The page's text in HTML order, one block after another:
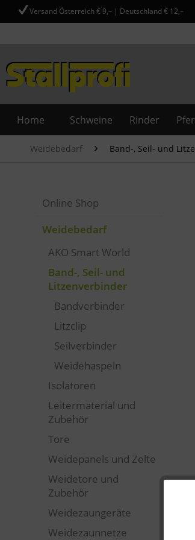
Versand Österreich € 9,– | Deutschland € 12,–
Home Schweine Rinder
Weidebedarf Band-, Seil- und
Online Shop
Weidebedarf
AKO Smart World
Band-, Seil- und
Litzenverbinder
Bandverbinder
Litzclip
Seilverbinder
Weidehaspeln
Isolatoren
Leitermaterial und
Zubehör
Tore
Weidepanels und Zelte
Weidetore und
Zubehör
Weidezaungeräte
Weidezaunnetze